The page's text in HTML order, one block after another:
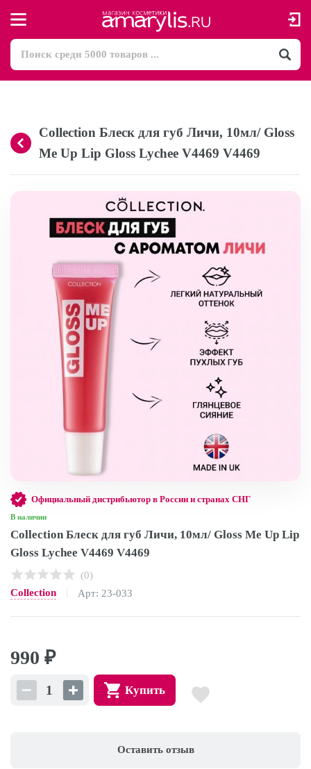
Collection Блеск для губ Личи, 10мл/ Gloss
Me Up Lip Gloss Lychee V4469 V4469
Оставить отзыв
Официальный дистрибьютор в России и странах СНГ
В наличии
Collection Блеск для губ Личи, 10мл/ Gloss Me Up Lip
Gloss Lychee V4469 V4469
(0)
Collection
Арт: 23-033
990 ₽
Купить